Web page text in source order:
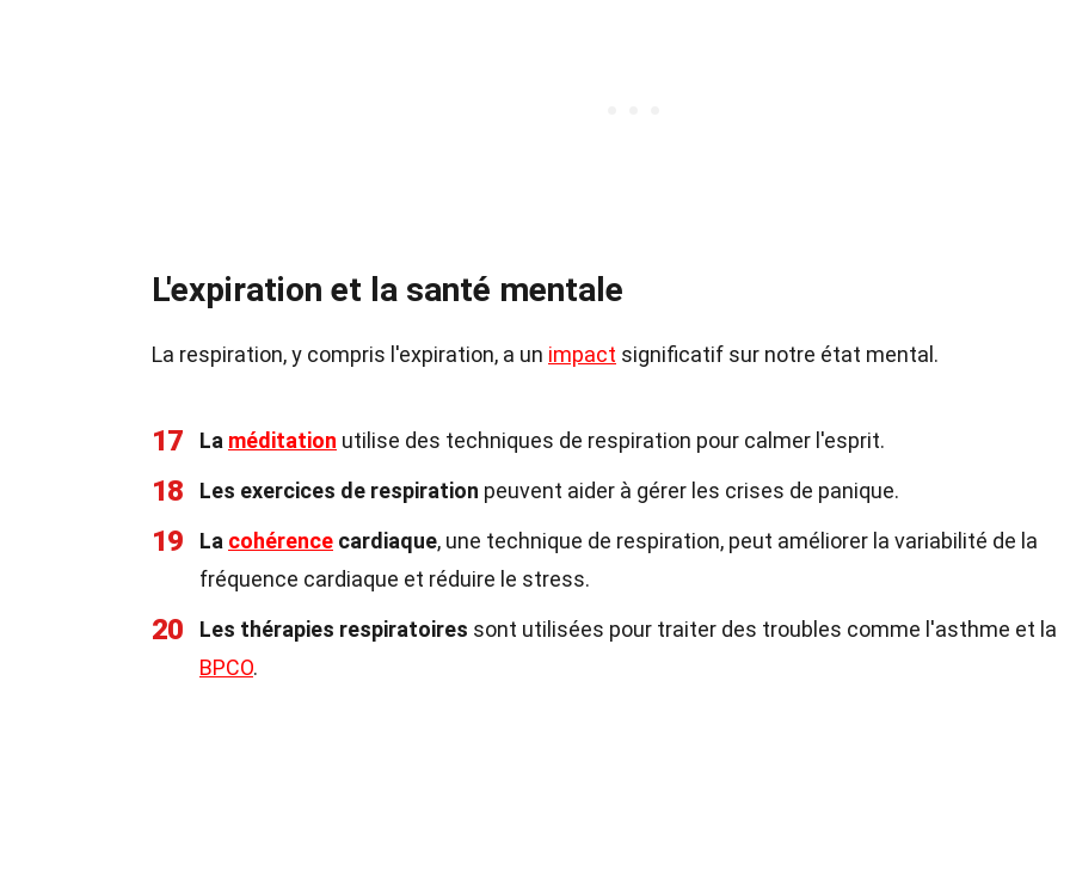
L'expiration et la santé mentale
La respiration, y compris l'expiration, a un impact significatif sur notre état mental.
17 La méditation utilise des techniques de respiration pour calmer l'esprit.
18 Les exercices de respiration peuvent aider à gérer les crises de panique.
19 La cohérence cardiaque, une technique de respiration, peut améliorer la variabilité de la
fréquence cardiaque et réduire le stress.
20 Les thérapies respiratoires sont utilisées pour traiter des troubles comme l'asthme et la
BPCO.